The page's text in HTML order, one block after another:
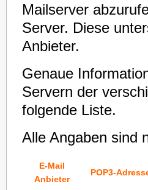
Mailserver
Server. Diese
Anbieter.
Genaue
Servern der
folgende Liste.
Alle Angaben sind
E-Mail
Anbieter
POP3-